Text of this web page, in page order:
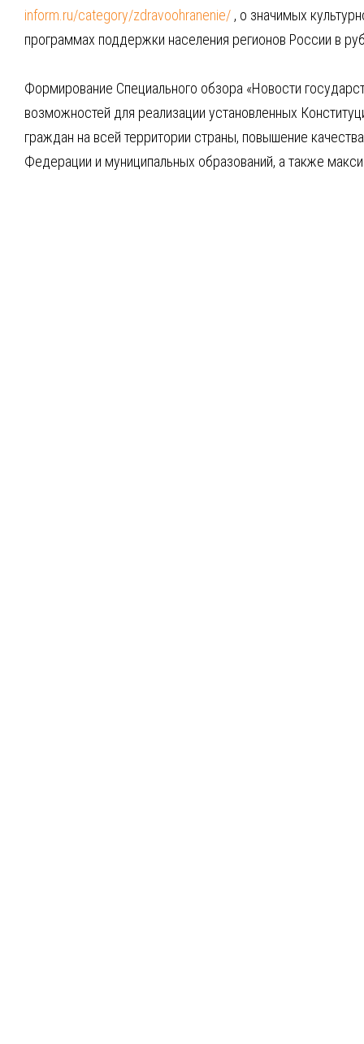
inform.ru/category/zdravoohranenie/ , о значимых
программах поддержки населения регионов России в
Формирование Специального обзора «Новости
возможностей для реализации установленных
граждан на всей территории страны, повышение
Федерации и муниципальных образований, а также